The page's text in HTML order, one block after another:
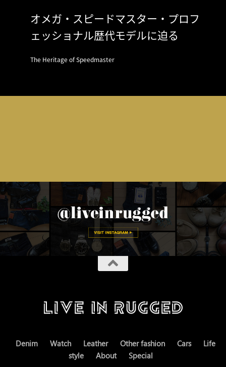
オメガ・スピードマスター・プロフ
ェッショナル歴代モデルに迫る
The Heritage of Speedmaster
Denim Watch Leather Other fashion Cars
Life
style
About Special